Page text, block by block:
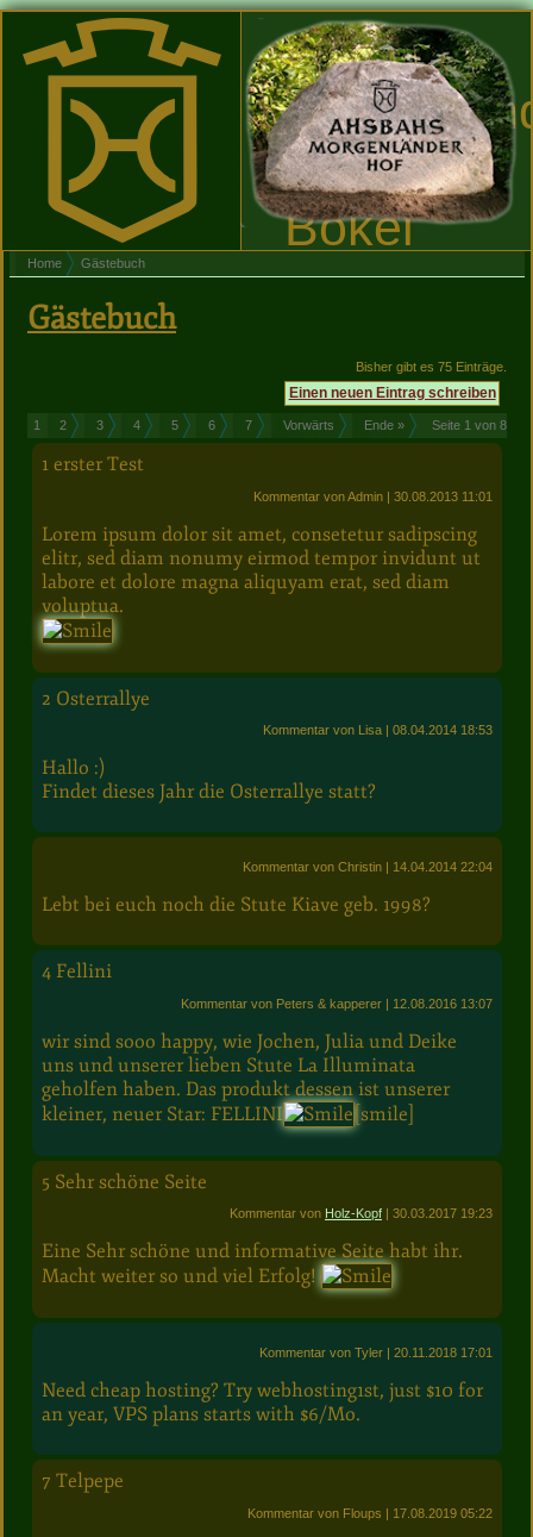
Ahsbahs
Hof
Bokel
Home Gästebuch
Gästebuch
Bisher gibt es 75 Einträge.
Einen neuen Eintrag schreiben
Seite 1 von 8
1 2 3 4 5 6 7 Vorwärts Ende »
1 erster Test
Kommentar von Admin | 30.08.2013 11:01
Lorem ipsum dolor sit amet, consetetur sadipscing
elitr, sed diam nonumy eirmod tempor invidunt ut
labore et dolore magna aliquyam erat, sed diam
voluptua.
2 Osterrallye
Kommentar von Lisa | 08.04.2014 18:53
Hallo :)
Findet dieses Jahr die Osterrallye statt?
Kommentar von Christin | 14.04.2014 22:04
Lebt bei euch noch die Stute Kiave geb. 1998?
4 Fellini
Kommentar von Peters & kapperer | 12.08.2016 13:07
wir sind sooo happy, wie Jochen, Julia und Deike
uns und unserer lieben Stute La Illuminata
geholfen haben. Das produkt dessen ist unserer
kleiner, neuer Star: FELLINI
[smile]
5 Sehr schöne Seite
Kommentar von Holz-Kopf | 30.03.2017 19:23
Eine Sehr schöne und informative Seite habt ihr.
Macht weiter so und viel Erfolg!
Kommentar von Tyler | 20.11.2018 17:01
Need cheap hosting? Try webhosting1st, just $10 for
an year, VPS plans starts with $6/Mo.
7 Telpepe
Kommentar von Floups | 17.08.2019 05:22